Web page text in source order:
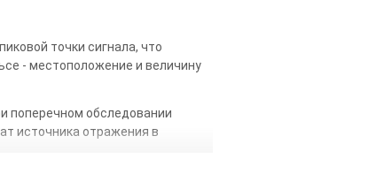
точки сигнала, что
- местоположение и величину
поперечном обследовании
источника отражения в